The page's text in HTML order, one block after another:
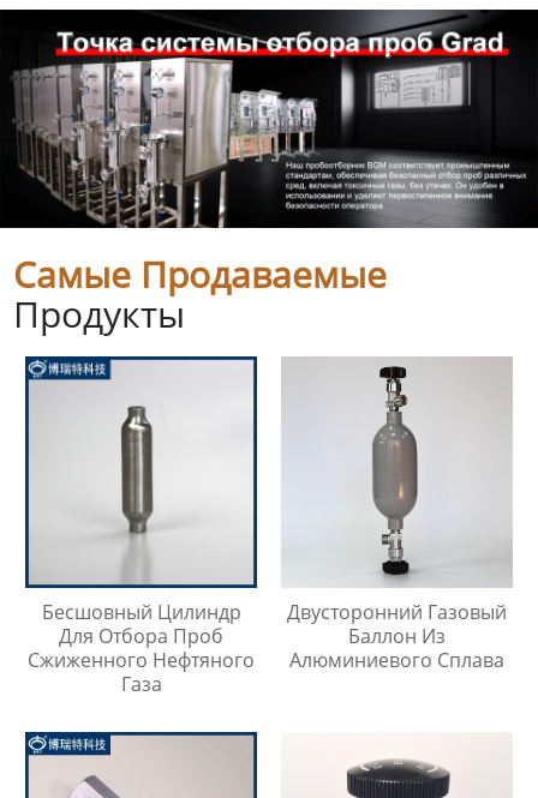
Самые Продаваемые
Продукты
Бесшовный Цилиндр
Для Отбора Проб
Сжиженного Нефтяного
Газа
Двусторонний Газовый
Баллон Из
Алюминиевого Сплава